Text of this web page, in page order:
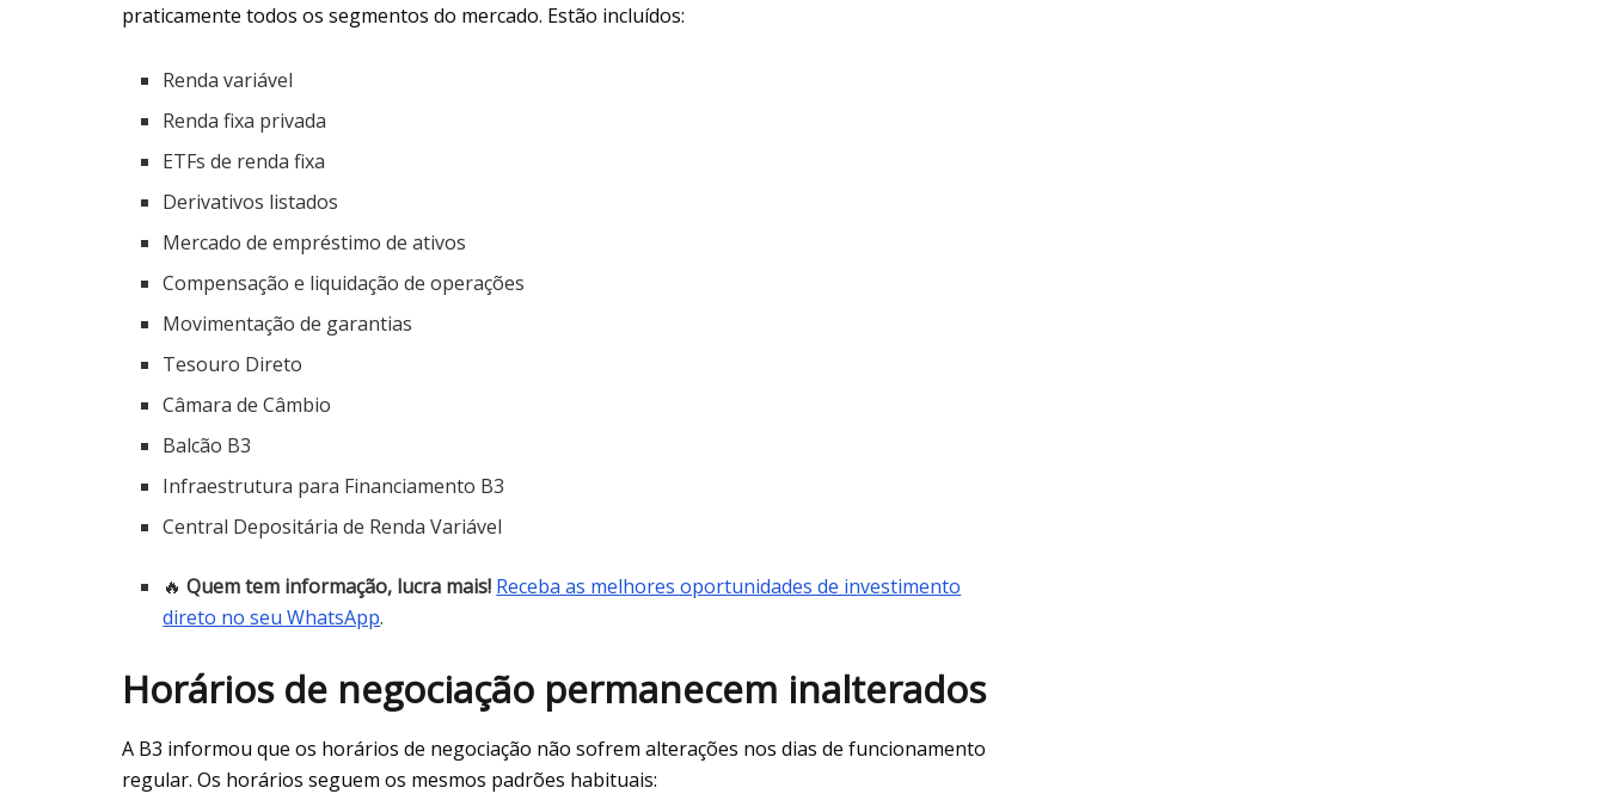
praticamente todos os segmentos do mercado. Estão incluídos:
Renda variável
Renda fixa privada
ETFs de renda fixa
Derivativos listados
Mercado de empréstimo de ativos
Compensação e liquidação de operações
Movimentação de garantias
Tesouro Direto
Câmara de Câmbio
Balcão B3
Infraestrutura para Financiamento B3
Central Depositária de Renda Variável
🔥Quem tem informação, lucra mais! Receba as melhores oportunidades de investimento
direto no seu WhatsApp.
Horários de negociação permanecem inalterados
A B3 informou que os horários de negociação não sofrem alterações nos dias de funcionamento
regular. Os horários seguem os mesmos padrões habituais: